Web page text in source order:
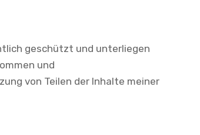
geschützt und unterliegen
und
von Teilen der Inhalte meiner